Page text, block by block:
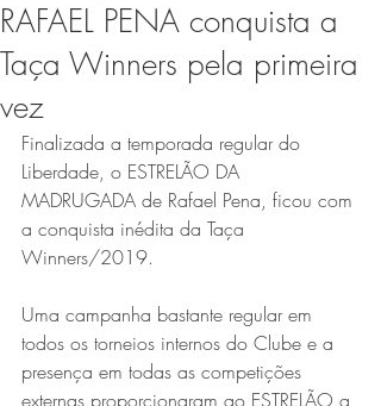
RAFAEL PENA conquista a
Taça Winners pela primeira
vez
Finalizada a temporada regular do
Liberdade, o ESTRELÃO DA
MADRUGADA de Rafael Pena, ficou com
a conquista inédita da Taça
Winners/2019.
Uma campanha bastante regular em
todos os torneios internos do Clube e a
presença em todas as competições
externas proporcionaram ao ESTRELÃO a